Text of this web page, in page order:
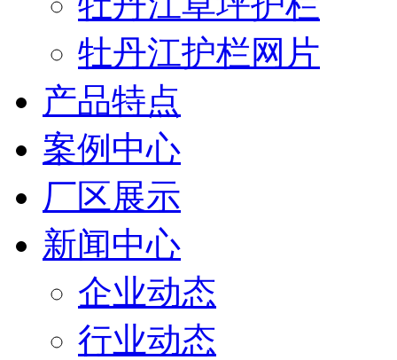
牡丹江护栏网片
产品特点
案例中心
厂区展示
新闻中心
企业动态
行业动态